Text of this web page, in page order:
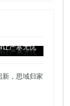
让严寒无忧
，思域归家